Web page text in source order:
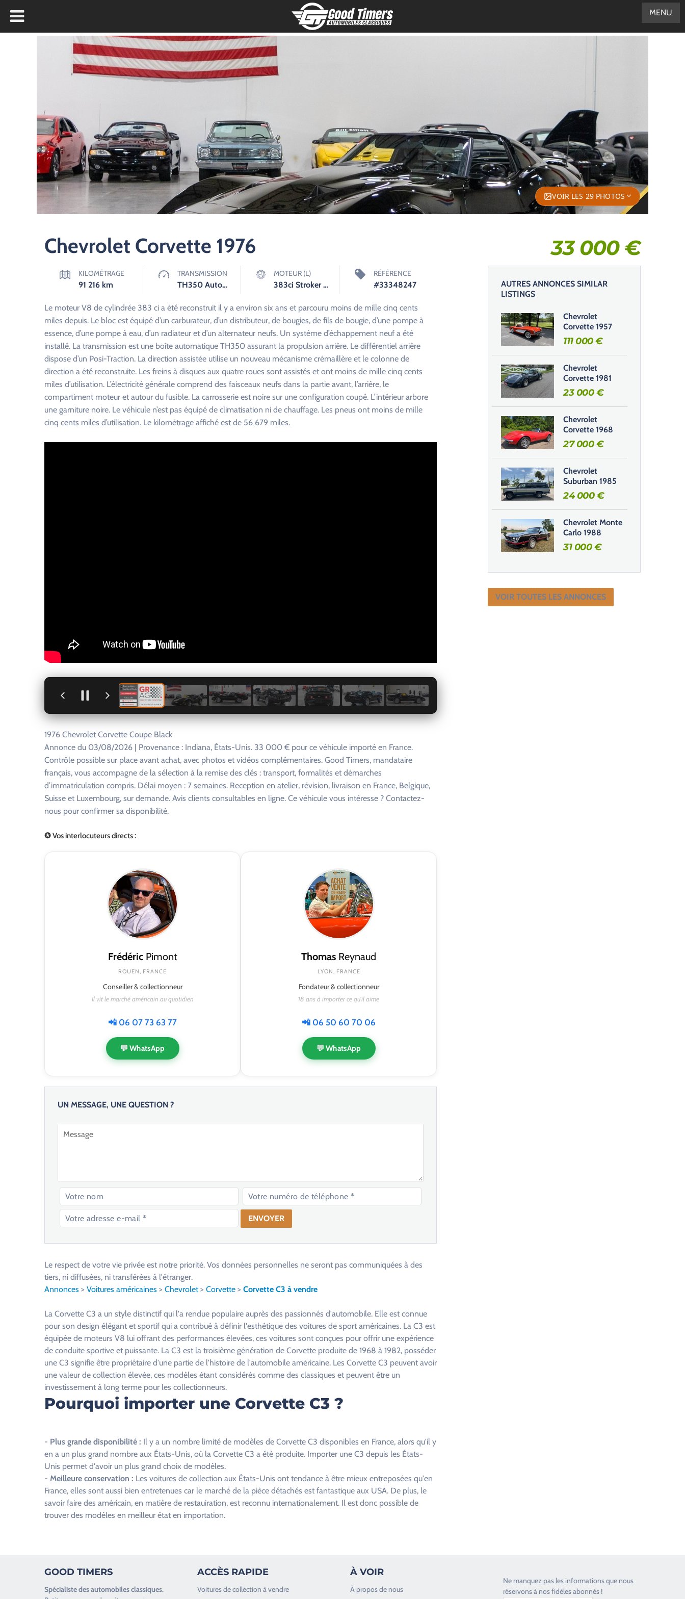
VOIR LES 29 PHOTOS
Chevrolet Corvette 1976 33 000€
KILOMÉTRAGE
91 216 km
TRANSMISSION
TH350 Automatique
MOTEUR (L)
383ci Stroker V8
RÉFÉRENCE
#33348247
Le moteur V8 de cylindrée 383 ci a été reconstruit il y a environ six ans et parcouru moins de mille cinq cents
miles depuis. Le bloc est équipé d’un carburateur, d’un distributeur, de bougies, de fils de bougie, d’une pompe à
essence, d’une pompe à eau, d’un radiateur et d’un alternateur neufs. Un système d’échappement neuf a été
installé. La transmission est une boîte automatique TH350 assurant la propulsion arrière. Le différentiel arrière
dispose d’un Posi-Traction. La direction assistée utilise un nouveau mécanisme crémaillère et le colonne de
direction a été reconstruite. Les freins à disques aux quatre roues sont assistés et ont moins de mille cinq cents
miles d’utilisation. L’électricité générale comprend des faisceaux neufs dans la partie avant, l’arrière, le
compartiment moteur et autour du fusible. La carrosserie est noire sur une configuration coupé. L’intérieur arbore
une garniture noire. Le véhicule n’est pas équipé de climatisation ni de chauffage. Les pneus ont moins de mille
cinq cents miles d’utilisation. Le kilométrage affiché est de 56 679 miles.
1 / 29
1976 Chevrolet Corvette Coupe Black
Annonce du 03/08/2026 | Provenance : Indiana, États-Unis. 33 000 € pour ce véhicule importé en France.
Contrôle possible sur place avant achat, avec photos et vidéos complémentaires. Good Timers, mandataire
français, vous accompagne de la sélection à la remise des clés : transport, formalités et démarches
d’immatriculation compris. Délai moyen : 7 semaines. Reception en atelier, révision, livraison en France, Belgique,
Suisse et Luxembourg, sur demande. Avis clients consultables en ligne. Ce véhicule vous intéresse ? Contactez-
nous pour confirmer sa disponibilité.
✪ Vos interlocuteurs directs :
FrédéricPimont
ROUEN, FRANCE
Conseiller & collectionneur
Il vit le marché américain au quotidien
📲 06 07 73 63 77
💬 WhatsApp
Thomas Reynaud
LYON, FRANCE
Fondateur & collectionneur
18 ans à importer ce qu'il aime
📲 06 50 60 70 06
💬 WhatsApp
UN MESSAGE, UNE QUESTION ?
e
l
a
r
c
h
a
m
p
v
i
Le respect de votre vie privée est notre priorité. Vos données personnelles ne seront pas communiquées à des
tiers, ni diffusées, ni transférées à l'étranger.
Annonces > Voitures américaines > Chevrolet> Corvette > Corvette C3 à vendre
La Corvette C3 a un style distinctif qui l'a rendue populaire auprès des passionnés d'automobile. Elle est connue
pour son design élégant et sportif qui a contribué à définir l'esthétique des voitures de sport américaines. La C3 est
équipée de moteurs V8 lui offrant des performances élevées, ces voitures sont conçues pour offrir une expérience
de conduite sportive et puissante. La C3 est la troisième génération de Corvette produite de 1968 à 1982, posséder
une C3 signifie être propriétaire d'une partie de l'histoire de l'automobile américaine. Les Corvette C3 peuvent avoir
une valeur de collection élevée, ces modèles étant considérés comme des classiques et peuvent être un
investissement à long terme pour les collectionneurs.
Pourquoi importer une Corvette C3 ?
- Plus grande disponibilité : Il y a un nombre limité de modèles de Corvette C3 disponibles en France, alors qu'il y
en a un plus grand nombre aux États-Unis, où la Corvette C3 a été produite. Importer une C3 depuis les États-
Unis permet d'avoir un plus grand choix de modèles.
- Meilleure conservation : Les voitures de collection aux États-Unis ont tendance à être mieux entreposées qu'en
France, elles sont aussi bien entretenues car le marché de la pièce détachés est fantastique aux USA. De plus, le
savoir faire des américain, en matière de restauiration, est reconnu internationalement. Il est donc possible de
trouver des modèles en meilleur état en importation.
AUTRES ANNONCES SIMILAR
LISTINGS
Chevrolet
Corvette 1957
111 000€
Chevrolet
Corvette 1981
23 000€
Chevrolet
Corvette 1968
27 000€
Chevrolet
Suburban 1985
24 000€
Chevrolet Monte
Carlo 1988
31 000€
VOIR TOUTES LES ANNONCES
GOOD TIMERS
Spécialiste desautomobiles classiques.
ACCÈS RAPIDE
Voitures de collection à vendre
À VOIR
À propos de nous
Ne manquez pas les informations que nous
réservons à nos fidèles abonnés !
MENU